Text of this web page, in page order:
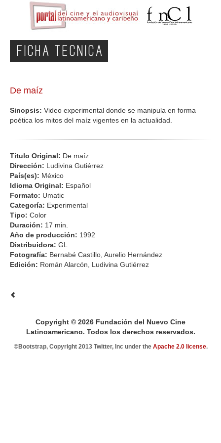
FICHA TECNICA
De maíz
Sinopsis: Video experimental donde se manipula en forma
poética los mitos del maíz vigentes en la actualidad.
Titulo Original: De maíz
Dirección: Ludivina Gutiérrez
País(es): México
Idioma Original: Español
Formato: Umatic
Categoría: Experimental
Tipo: Color
Duración: 17 min.
Año de producción: 1992
Distribuidora: GL
Fotografía: Bernabé Castillo, Aurelio Hernández
Edición: Román Alarcón, Ludivina Gutiérrez
Copyright © 2026 Fundación del Nuevo Cine
Latinoamericano. Todos los derechos reservados.
©Bootstrap, Copyright 2013 Twitter, Inc under the Apache 2.0 license.